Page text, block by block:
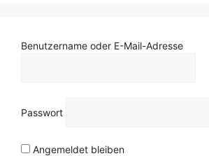
Benutzername oder E-Mail-Adresse
Passwort
Angemeldet bleiben